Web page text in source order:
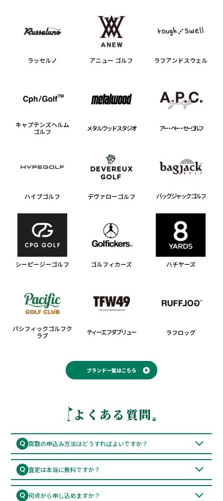
ラッセルノ アニュー ゴルフ ラフアンドスウェル
キャプテンズヘルム
ゴルフ
メタルウッドスタジオ アー・ペー・セー ゴルフ
ハイプゴルフ デヴァローゴルフ バッグジャックゴルフ
シーピージーゴルフ ゴルフィカーズ ハチヤーズ
パシフィックゴルフク
ラブ
ティーエフダブリュー ラフロッグ
ブランド一覧はこちら
よくある質問
Q 買取の申込み方法はどうすればよいですか？
A トップページにある「無料で査定を申し込む」ボタンからお申し
込みフォームへ進み、必要情報を入力してください。
Q 査定は本当に無料ですか？
A はい、送料・査定料・振込手数料すべて無料です。キャンセル時
の返送料も当店が負担します（一部例外あり）。
Q 何点から申し込めますか？